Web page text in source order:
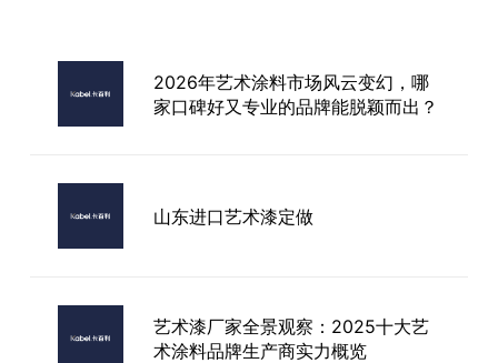
2026年艺术涂料市场风云变幻，哪
家口碑好又专业的品牌能脱颖而出？
山东进口艺术漆定做
艺术漆厂家全景观察：2025十大艺
术涂料品牌生产商实力概览